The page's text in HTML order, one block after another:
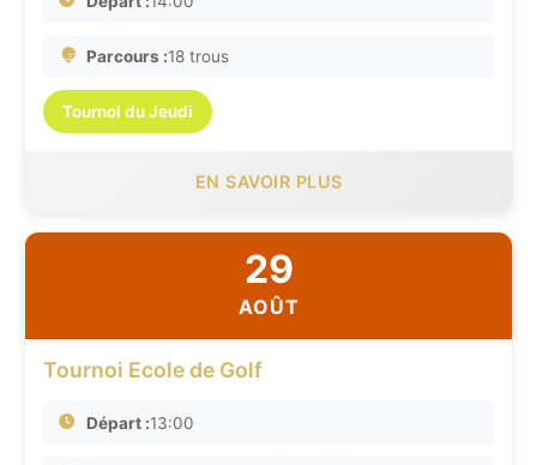
Parcours :18 trous
Tournoi du Jeudi
EN SAVOIR PLUS
29
AOÛT
Tournoi Ecole de Golf
Départ :13:00